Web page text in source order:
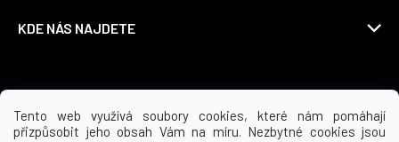
Tento web využívá soubory cookies, které nám pomáhají
přizpůsobit jeho obsah Vám na míru. Nezbytné cookies jsou
KDE NÁS NAJDETE
Možnosti dopravy